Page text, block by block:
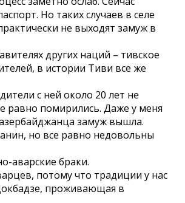
Но таких случаев в селе
не выходят замуж в
других наций – тивское
в истории Тиви все же
с ней около 20 лет не
равно помирились. Даже у меня
замуж вышла.
но все равно недовольны
аварские браки.
потому что традиции у нас
проживающая в